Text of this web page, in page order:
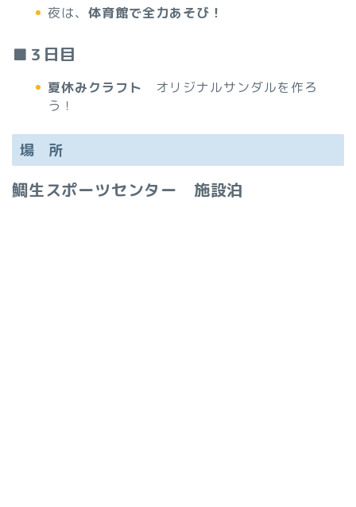
夜は、 体育館で全力あそび！
■３日目
夏休みクラフト オリジナルサンダルを作ろ
う！
場 所
鯛生スポーツセンター 施設泊